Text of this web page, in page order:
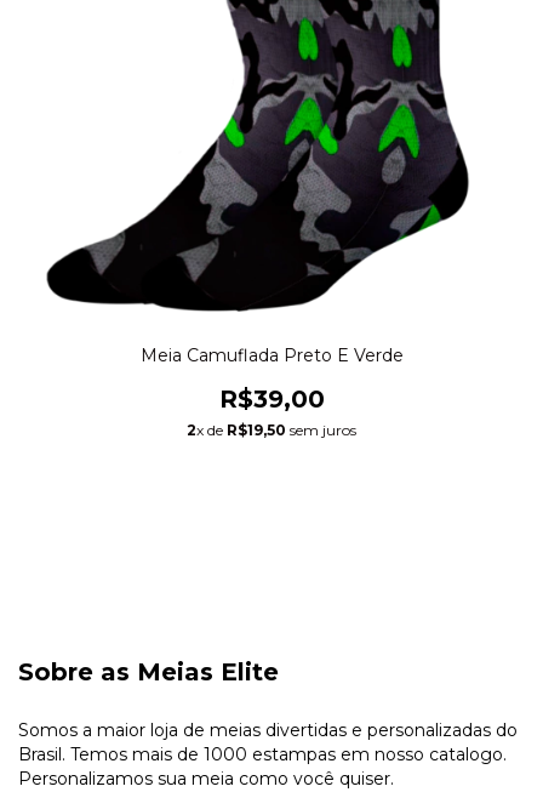
Meia Camuflada Preto E Verde
R$39,00
2x de R$19,50 sem juros
Sobre as Meias Elite
Somos a maior loja de meias divertidas e personalizadas do
Brasil. Temos mais de 1000 estampas em nosso catalogo.
Personalizamos sua meia como você quiser.